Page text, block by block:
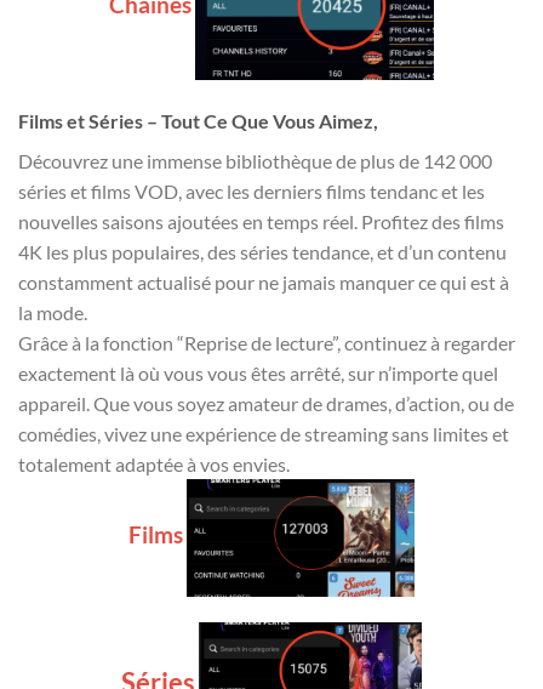
Films et Séries – Tout Ce Que Vous Aimez,
Découvrez une immense bibliothèque de plus de 142 000
séries et films VOD, avec les derniers films tendanc et les
nouvelles saisons ajoutées en temps réel. Profitez des films
4K les plus populaires, des séries tendance, et d’un contenu
constamment actualisé pour ne jamais manquer ce qui est à
la mode.
Grâce à la fonction “Reprise de lecture”, continuez à regarder
exactement là où vous vous êtes arrêté, sur n’importe quel
appareil. Que vous soyez amateur de drames, d’action, ou de
comédies, vivez une expérience de streaming sans limites et
totalement adaptée à vos envies.
Films
Séries